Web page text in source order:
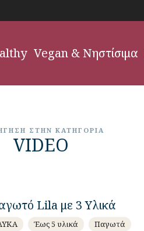
Vegan & Νηστίσιμα
ΣΤΗΝ ΚΑΤΗΓΟΡΊΑ
VIDEO
Lila με 3 Υλικά
Έως 5 υλικά
Παγωτά